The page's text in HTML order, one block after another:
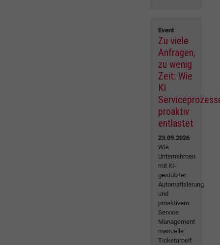
Event
Zu viele
Anfragen,
zu wenig
Zeit: Wie
KI
proaktiv
entlastet
23.09.2026
Wie
Unternehmen
mit KI-
gestützter
Automatisierung
und
proaktivem
Service
Management
manuelle
Ticketarbeit